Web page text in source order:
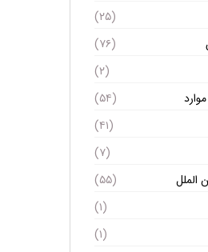
(۲۵)
(۷۶)
(۲)
(۵۴)
(۴۱)
(۷)
الملل
(۵۵)
(۱)
(۱)